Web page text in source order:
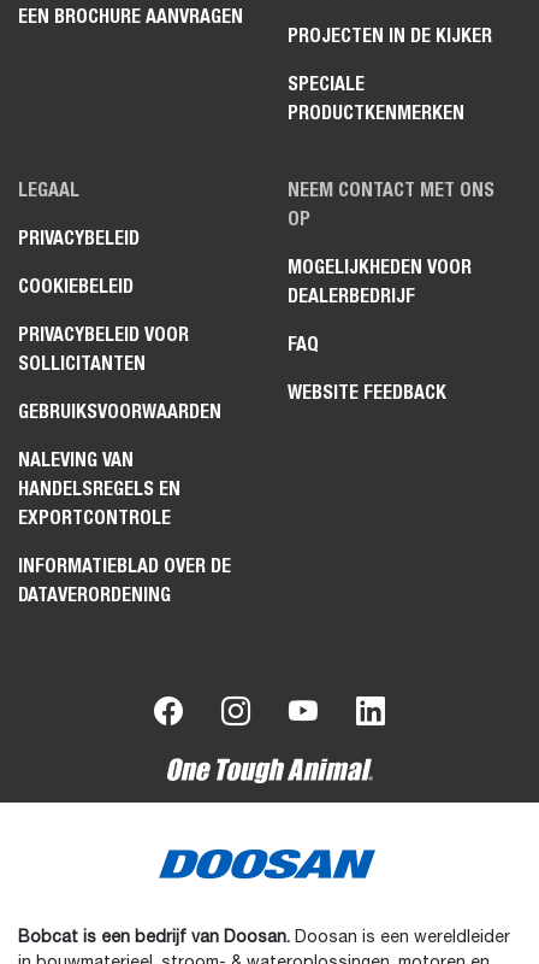
EEN BROCHURE AANVRAGEN
PROJECTEN IN DE KIJKER
SPECIALE
PRODUCTKENMERKEN
LEGAAL
PRIVACYBELEID
COOKIEBELEID
PRIVACYBELEID VOOR
SOLLICITANTEN
GEBRUIKSVOORWAARDEN
NALEVING VAN
HANDELSREGELS EN
EXPORTCONTROLE
INFORMATIEBLAD OVER DE
DATAVERORDENING
NEEM CONTACT MET ONS
OP
MOGELIJKHEDEN VOOR
DEALERBEDRIJF
FAQ
WEBSITE FEEDBACK
Bobcat is een bedrijf van Doosan. Doosan is een wereldleider